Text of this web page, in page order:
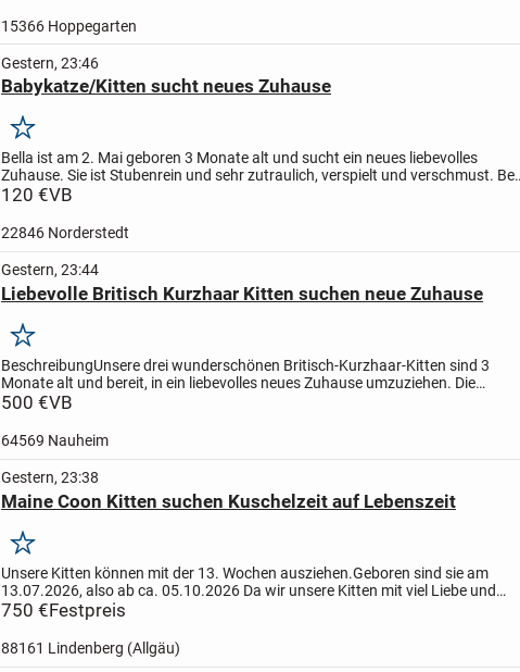
15366 Hoppegarten
Gestern, 23:46
Babykatze/Kitten sucht neues Zuhause
Merken
Bella ist am 2. Mai geboren 3 Monate alt und sucht ein neues liebevolles
Zuhause. Sie ist Stubenrein und sehr zutraulich, verspielt und verschmust. Bei
Interesse oder Fragen gerne melden
120 €VB
22846 Norderstedt
Gestern, 23:44
Liebevolle Britisch Kurzhaar Kitten suchen neue Zuhause
Merken
BeschreibungUnsere drei wunderschönen Britisch-Kurzhaar-Kitten sind 3
Monate alt und bereit, in ein liebevolles neues Zuhause umzuziehen. Die
Kleinen wachsen mitten in unserer Familie auf und sind...
500 €VB
64569 Nauheim
Gestern, 23:38
Maine Coon Kitten suchen Kuschelzeit auf Lebenszeit
Merken
Unsere Kitten können mit der 13. Wochen ausziehen.Geboren sind sie am
13.07.2026, also ab ca. 05.10.2026 Da wir unsere Kitten mit viel Liebe und
Fürsorge großziehen, ist es uns auch wichtig, dass...
750 €Festpreis
88161 Lindenberg (Allgäu)